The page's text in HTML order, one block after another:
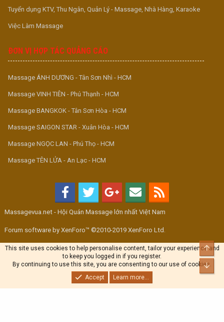
Tuyển dụng KTV, Thu Ngân, Quản Lý - Massage, Nhà Hàng, Karaoke
Việc Làm Massage
ĐƠN VỊ HỢP TÁC QUẢNG CÁO
Massage ÁNH DƯƠNG - Tân Sơn Nhì - HCM
Massage VINH TIÊN - Phú Thạnh - HCM
Massage BANGKOK - Tân Sơn Hòa - HCM
Massage SAIGON STAR - Xuân Hòa - HCM
Massage NGỌC LAN - Phú Thọ - HCM
Massage TÊN LỬA - An Lạc - HCM
Massagevua.net - Hội Quán Massage lớn nhất Việt Nam
Forum software by XenForo™ ©2010-2019 XenForo Ltd.
This site uses cookies to help personalise content, tailor your experience and
to keep you logged in if you register.
By continuing to use this site, you are consenting to our use of cookies.
Accept
Learn more...
Top